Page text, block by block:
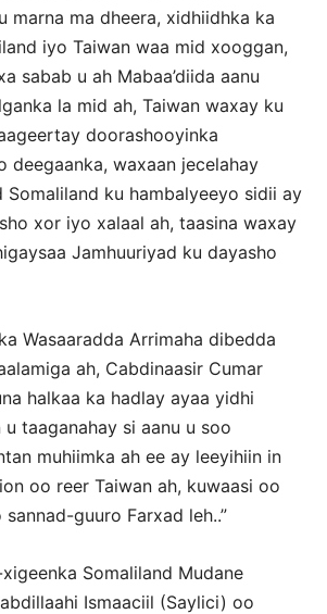
marna ma dheera, xidhiidhka ka
iyo Taiwan waa mid xooggan,
sabab u ah Mabaa’diida aanu
la mid ah, Taiwan waxay ku
doorashooyinka
deegaanka, waxaan jecelahay
Somaliland ku hambalyeeyo sidii ay
xor iyo xalaal ah, taasina waxay
Jamhuuriyad ku dayasho
Wasaaradda Arrimaha dibedda
ah, Cabdinaasir Cumar
halkaa ka hadlay ayaa yidhi
u taaganahay si aanu u soo
muhiimka ah ee ay leeyihiin in
oo reer Taiwan ah, kuwaasi oo
guuro Farxad leh..”
Somaliland Mudane
Ismaaciil (Saylici) oo